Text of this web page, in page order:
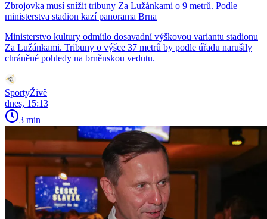
Zbrojovka musí snížit tribuny Za Lužánkami o 9 metrů. Podle
ministerstva stadion kazí panorama Brna
Ministerstvo kultury odmítlo dosavadní výškovou variantu stadionu
Za Lužánkami. Tribuny o výšce 37 metrů by podle úřadu narušily
chráněné pohledy na brněnskou vedutu.
SportyŽivě
dnes, 15:13
3 min